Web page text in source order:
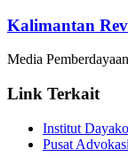
Kalimantan
Media
Link Terkait
Institut
Pusat